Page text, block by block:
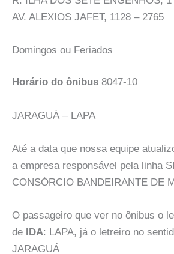
AV. ALEXIOS JAFET, 1128 – 2765
Domingos ou Feriados
Horário do ônibus 8047-10
JARAGUÁ – LAPA
Até a data que nossa equipe
a empresa responsável pela linha
CONSÓRCIO BANDEIRANTE DE
O passageiro que ver no ônibus o
de IDA: LAPA, já o letreiro no
JARAGUÁ